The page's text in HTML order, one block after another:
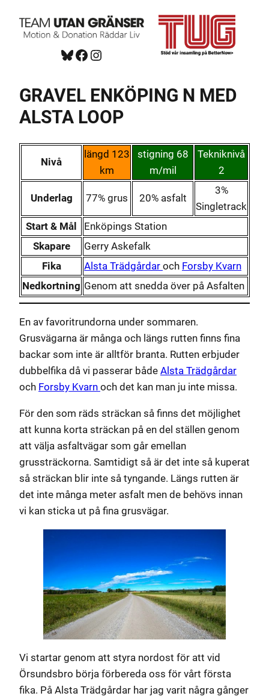
Bluesky Facebook https://www.instagram.com/tug_ck/
GRAVEL ENKÖPING N MED
ALSTA LOOP
Nivå
längd 123
km
stigning 68
m/mil
Tekniknivå
2
Underlag 77% grus 20% asfalt
3%
Singletrack
Start & Mål
Enköpings Station
Skapare
Gerry Askefalk
Fika
Alsta Trädgårdar och Forsby Kvarn
Nedkortning Genom att snedda över på Asfalten
En av favoritrundorna under sommaren.
Grusvägarna är många och längs rutten finns fina
backar som inte är alltför branta. Rutten erbjuder
dubbelfika då vi passerar både Alsta Trädgårdar
och Forsby Kvarn och det kan man ju inte missa.
För den som räds sträckan så finns det möjlighet
att kunna korta sträckan på en del ställen genom
att välja asfaltvägar som går emellan
grussträckorna. Samtidigt så är det inte så kuperat
så sträckan blir inte så tyngande. Längs rutten är
det inte många meter asfalt men de behövs innan
vi kan sticka ut på fina grusvägar.
Vi startar genom att styra nordost för att vid
Örsundsbro börja förbereda oss för vårt första
fika. På Alsta Trädgårdar har jag varit några gånger